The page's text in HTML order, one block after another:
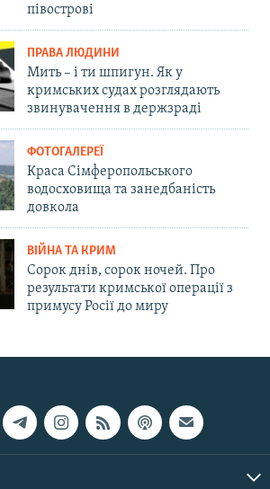
півострові
ПРАВА ЛЮДИНИ
Мить – і ти шпигун. Як у
кримських судах розглядають
звинувачення в держзраді
ФОТОГАЛЕРЕЇ
Краса Сімферопольського
водосховища та занедбаність
довкола
ВІЙНА ТА КРИМ
Сорок днів, сорок ночей. Про
результати кримської операції з
примусу Росії до миру